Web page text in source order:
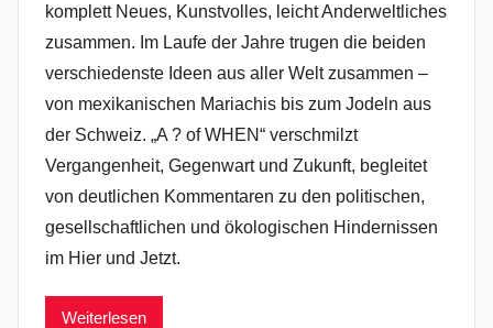
komplett Neues, Kunstvolles, leicht Anderweltliches
zusammen. Im Laufe der Jahre trugen die beiden
verschiedenste Ideen aus aller Welt zusammen –
von mexikanischen Mariachis bis zum Jodeln aus
der Schweiz. „A ? of WHEN“ verschmilzt
Vergangenheit, Gegenwart und Zukunft, begleitet
von deutlichen Kommentaren zu den politischen,
gesellschaftlichen und ökologischen Hindernissen
im Hier und Jetzt.
Weiterlesen